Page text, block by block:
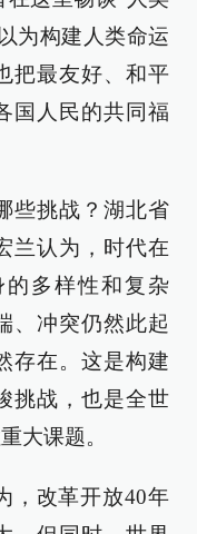
为构建人类命运
把最友好、和平
国人民的共同福
些挑战？湖北省
兰认为，时代在
多样性和复杂
、冲突仍然此起
存在。这是构建
挑战，也是全世
大课题。
，改革开放40年